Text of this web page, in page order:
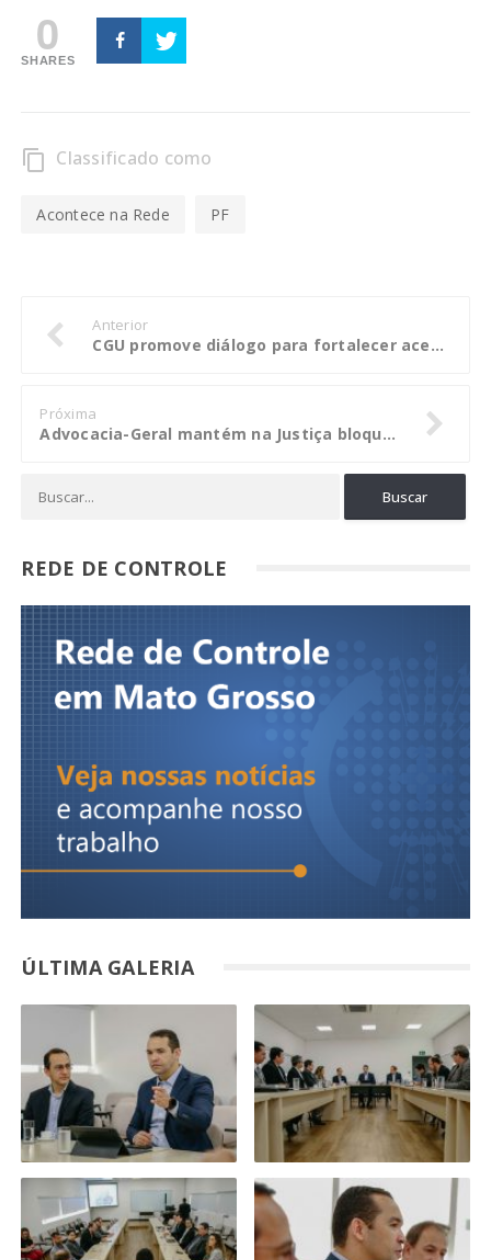
0
SHARES
content_copy Classificado como
Acontece na Rede PF
Anterior
CGU promove diálogo para fortalecer acesso à informação e cultura da transparência
Próxima
Advocacia-Geral mantém na Justiça bloqueio de bens de ex-conselheiro da Unimed
REDE DE CONTROLE
ÚLTIMA GALERIA